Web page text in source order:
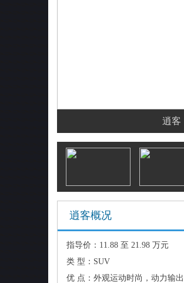
逍客
逍客概况
指导价：11.88 至 21.98 万元
类 型：SUV
优 点：外观运动时尚，动力输